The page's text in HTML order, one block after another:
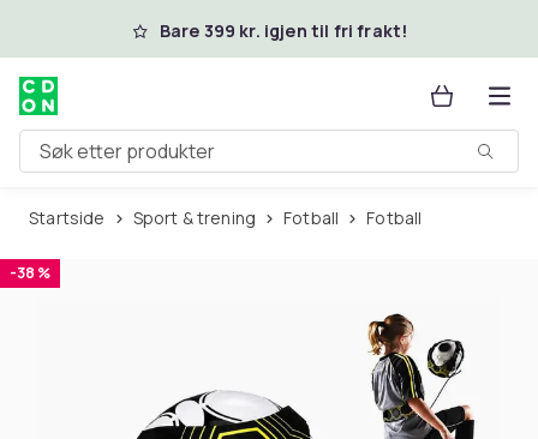
Hopp til hovedinnholdBare 399 kr. igjen til fri frakt!
Søk etter produkter
Startside Sport & trening Fotball Fotball
-38 %